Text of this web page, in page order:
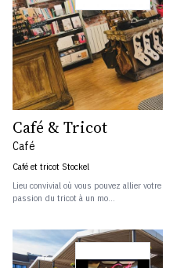
Café & Tricot
Café
Café et tricot Stockel
Lieu convivial où vous pouvez allier votre
passion du tricot à un mo...